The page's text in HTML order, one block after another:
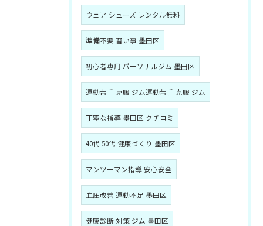
ウェア シューズ レンタル無料
準備不要 習い事 墨田区
初心者専用 パーソナルジム 墨田区
運動苦手 克服 ジム運動苦手 克服 ジム
丁寧な指導 墨田区 クチコミ
40代 50代 健康づくり 墨田区
マンツーマン指導 安心安全
血圧改善 運動不足 墨田区
健康診断 対策 ジム 墨田区